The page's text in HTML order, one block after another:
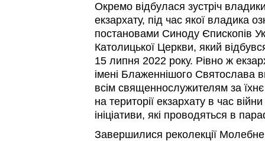
Окремо відбулася зустріч
екзархату, під час якої владика
постановами Синоду Єпископів
Католицької Церкви, який
15 липня 2022 року. Рівно ж
імені Блаженнішого Святослава
всім священнослужителям за
на території екзархату в час війни
ініціативи, які проводяться в
Завершилися реколекції